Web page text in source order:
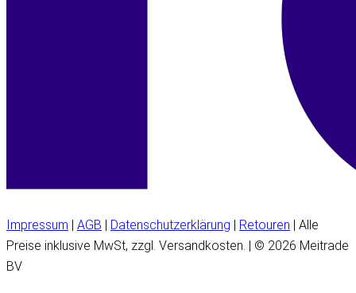
Impressum AGB Datenschutzerklärung Retouren | Alle
Preise inklusive MwSt, zzgl. Versandkosten. | © 2026 Meitrade
BV